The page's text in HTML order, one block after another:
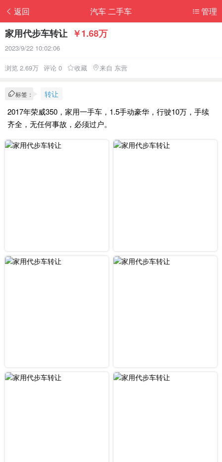
返回 管理
汽车 二手车
家用代步车转让 ￥1.68万
2023/9/22 10:02:06
浏览 2.69万 评论 0 收藏 来自 东营
标签： 转让
2017年荣威350，家用一手车，1.5手动豪华，行驶10万，手续
齐全，无任何事故，必须过户。